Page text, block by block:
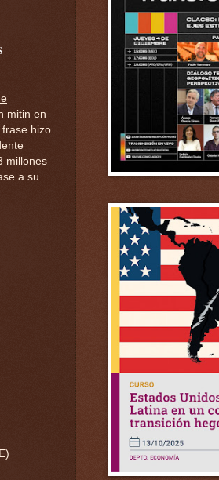
mitin en
hizo
millones
a su